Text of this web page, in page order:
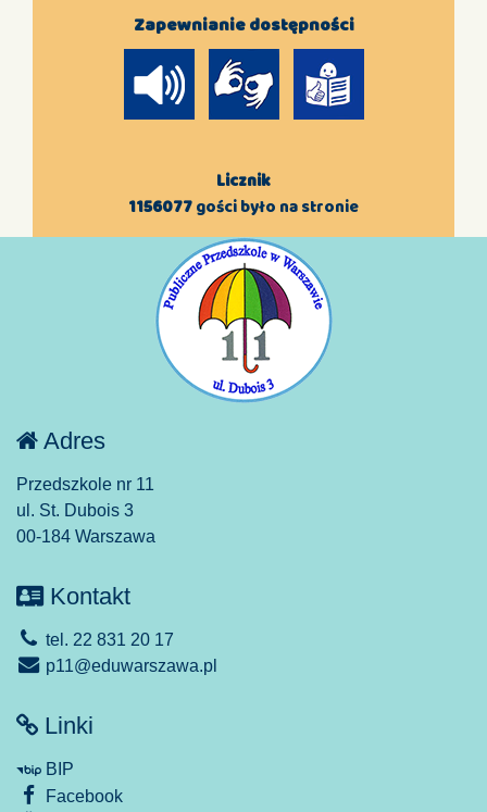
Zapewnianie dostępności
Licznik
1156077gości było na stronie
Adres
Przedszkole nr 11
ul. St. Dubois 3
00-184 Warszawa
Kontakt
tel. 22 831 20 17
p11@eduwarszawa.pl
Linki
BIP
Facebook